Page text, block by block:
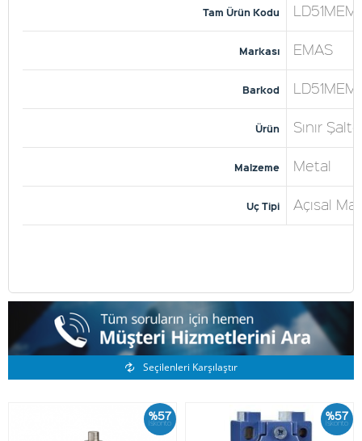
Tam Ürün Kodu
Markası EMAS
Barkod
Ürün Sınır
Malzeme Metal
Uç Tipi Açısal
Benzer Ürünler
Seçilenleri Karşılaştır
%57
İskonto %57
İskonto